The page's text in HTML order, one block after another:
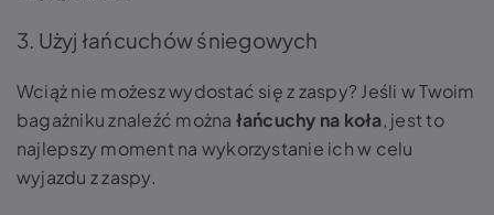
3. Użyj łańcuchów śniegowych
Wciąż nie możesz wydostać się z zaspy? Jeśli w Twoim
bagażniku znaleźć można łańcuchy na koła, jest to
najlepszy moment na wykorzystanie ich w celu
wyjazdu z zaspy.